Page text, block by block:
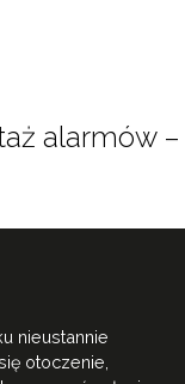
nieustannie
otoczenie,